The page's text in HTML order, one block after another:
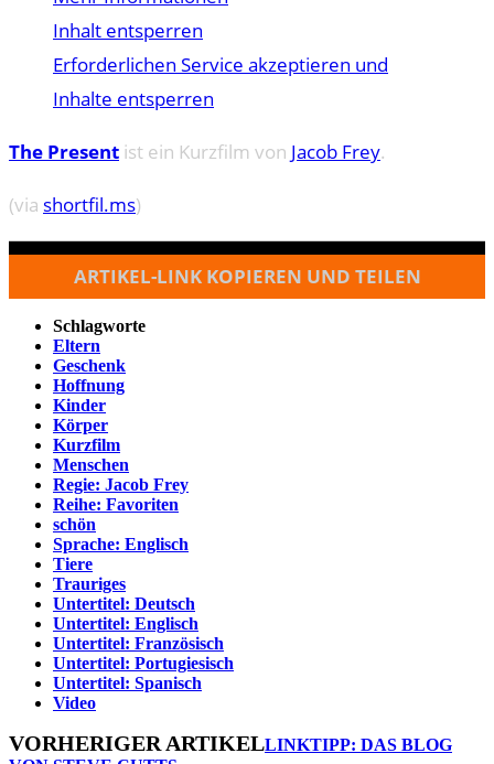
Inhalt entsperren
Erforderlichen Service akzeptieren und
Inhalte entsperren
The Present ist ein Kurzfilm von Jacob Frey.
(via shortfil.ms)
ARTIKEL-LINK KOPIEREN UND TEILEN
Schlagworte
Eltern
Geschenk
Hoffnung
Kinder
Körper
Kurzfilm
Menschen
Regie: Jacob Frey
Reihe: Favoriten
schön
Sprache: Englisch
Tiere
Trauriges
Untertitel: Deutsch
Untertitel: Englisch
Untertitel: Französisch
Untertitel: Portugiesisch
Untertitel: Spanisch
Video
VORHERIGER ARTIKELLINKTIPP: DAS BLOG